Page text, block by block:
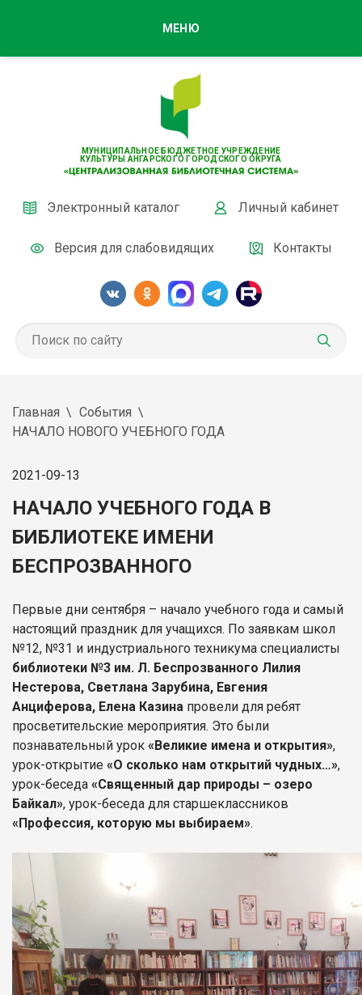
МУНИЦИПАЛЬНОЕ БЮДЖЕТНОЕ УЧРЕЖДЕНИЕ
КУЛЬТУРЫ АНГАРСКОГО ГОРОДСКОГО ОКРУГА
Электронный каталог Личный кабинет
Версия для слабовидящих Контакты
МЕНЮ
Главная
События
НАЧАЛО НОВОГО УЧЕБНОГО ГОДА
2021-09-13
НАЧАЛО УЧЕБНОГО ГОДА В
БИБЛИОТЕКЕ ИМЕНИ
БЕСПРОЗВАННОГО
Первые дни сентября – начало учебного года и самый
настоящий праздник для учащихся. По заявкам школ
№12, №31 и индустриального техникума специалисты
библиотеки №3 им. Л. Беспрозванного Лилия
Нестерова, Светлана Зарубина, Евгения
Анциферова, Елена Казина провели для ребят
просветительские мероприятия. Это были
познавательный урок «Великие имена и открытия»,
урок-открытие «О сколько нам открытий чудных…»,
урок-беседа «Священный дар природы – озеро
Байкал», урок-беседа для старшеклассников
«Профессия, которую мы выбираем».